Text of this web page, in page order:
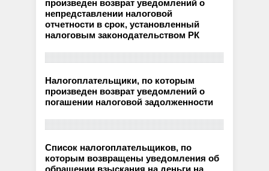
произведен возврат уведомлений о
непредставлении налоговой
отчетности в срок, установленный
налоговым законодательством РК
Налогоплательщики, по которым
произведен возврат уведомлений о
погашении налоговой задолженности
Список налогоплательщиков, по
которым возвращены уведомления об
обращении взыскания на деньги на